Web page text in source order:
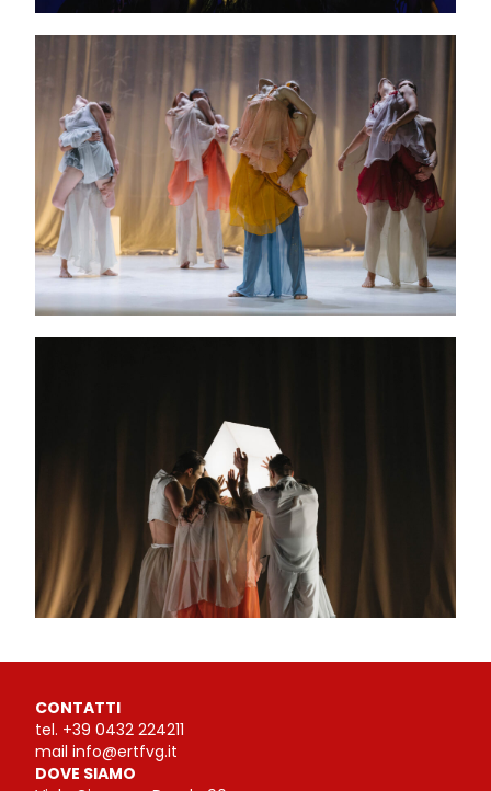
CONTATTI
tel. +39 0432 224211
mail info@ertfvg.it
DOVE SIAMO